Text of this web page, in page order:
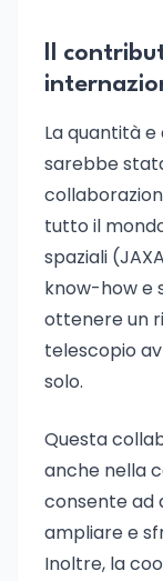
Il
La quantità
sarebbe
tutto il
spaziali
know-how e
ottenere un
telescopio
solo.
Questa
anche nella
consente ad
ampliare e
Inoltre, la